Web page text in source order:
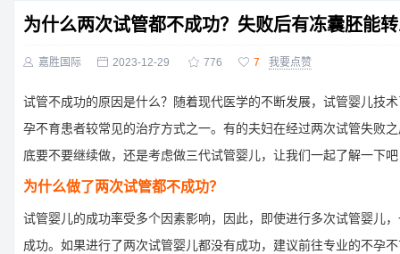
为什么两次试管都不成功？失败后有冻囊胚能
 嘉胜国际  2023-12-29  776  7 我要点赞
试管不成功的原因是什么？随着现代医学的不断发展，试管婴儿技
孕不育患者较常见的治疗方式之一。有的夫妇在经过两次试管失败
底要不要继续做，还是考虑做三代试管婴儿，让我们一起了解一下
为什么做了两次试管都不成功？
试管婴儿的成功率受多个因素影响，因此，即使进行多次试管婴儿
成功。如果进行了两次试管婴儿都没有成功，建议前往专业的不孕